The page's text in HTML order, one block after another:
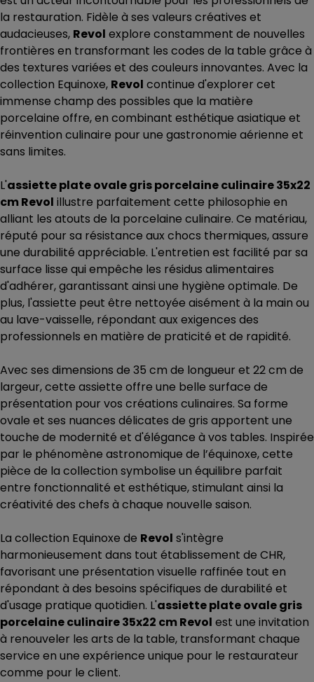
la restauration. Fidèle à ses valeurs créatives et
audacieuses, Revol explore constamment de nouvelles
frontières en transformant les codes de la table grâce à
des textures variées et des couleurs innovantes. Avec la
collection Equinoxe, Revol continue d'explorer cet
immense champ des possibles que la matière
porcelaine offre, en combinant esthétique asiatique et
réinvention culinaire pour une gastronomie aérienne et
sans limites.
L'assiette plate ovale gris porcelaine culinaire 35x22
cm Revol illustre parfaitement cette philosophie en
alliant les atouts de la porcelaine culinaire. Ce matériau,
réputé pour sa résistance aux chocs thermiques, assure
une durabilité appréciable. L'entretien est facilité par sa
surface lisse qui empêche les résidus alimentaires
d'adhérer, garantissant ainsi une hygiène optimale. De
plus, l'assiette peut être nettoyée aisément à la main ou
au lave-vaisselle, répondant aux exigences des
professionnels en matière de praticité et de rapidité.
Avec ses dimensions de 35 cm de longueur et 22 cm de
largeur, cette assiette offre une belle surface de
présentation pour vos créations culinaires. Sa forme
ovale et ses nuances délicates de gris apportent une
touche de modernité et d'élégance à vos tables. Inspirée
par le phénomène astronomique de l’équinoxe, cette
pièce de la collection symbolise un équilibre parfait
entre fonctionnalité et esthétique, stimulant ainsi la
créativité des chefs à chaque nouvelle saison.
La collection Equinoxe de Revol s'intègre
harmonieusement dans tout établissement de CHR,
favorisant une présentation visuelle raffinée tout en
répondant à des besoins spécifiques de durabilité et
d'usage pratique quotidien. L'assiette plate ovale gris
porcelaine culinaire 35x22 cm Revol est une invitation
à renouveler les arts de la table, transformant chaque
service en une expérience unique pour le restaurateur
comme pour le client.